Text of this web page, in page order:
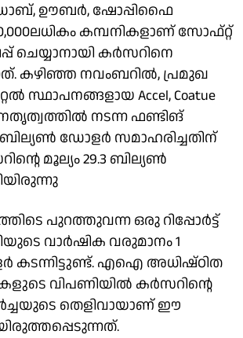
ഊബർ, ഷോപ്പിഫൈ
കമ്പനികളാണ് സോഫ്റ്റ്
ചെയ്യാനായി കർസറിനെ
കഴിഞ്ഞ നവംബറിൽ, പ്രമുഖ
സ്ഥാപനങ്ങളായ Accel, Coatue
നടന്ന ഫണ്ടിങ്
ബില്യൺ ഡോളർ സമാഹരിച്ചതിന്
മൂല്യം 29.3 ബില്യൺ
പുറത്തുവന്ന ഒരു റിപ്പോർട്ട്
വാർഷിക വരുമാനം 1
കടന്നിട്ടുണ്ട്. എഐ അധിഷ്ഠിത
വിപണിയിൽ കർസറിന്റെ
തെളിവായാണ് ഈ